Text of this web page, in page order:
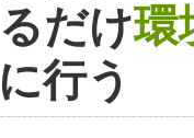
だけ環
行う